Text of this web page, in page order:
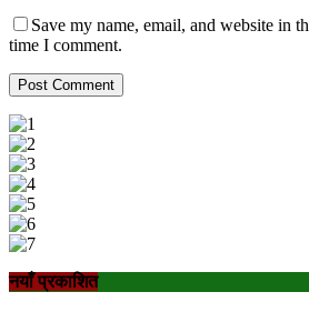
Save my name, email, and website in
time I comment.
नयाँ प्रकाशित